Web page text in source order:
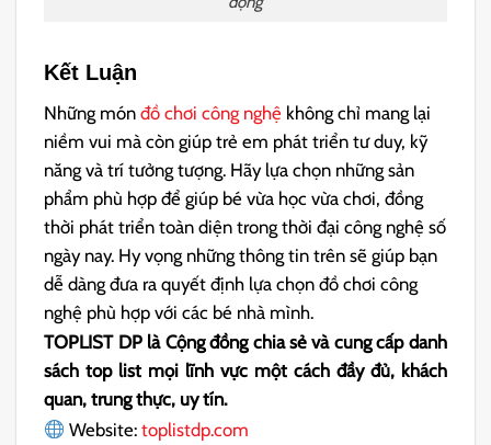
Kết Luận
Những mónđồ chơi công nghệ không chỉ mang lại
niềm vui mà còn giúp trẻ em phát triển tư duy, kỹ
năng và trí tưởng tượng. Hãy lựa chọn những sản
phẩm phù hợp để giúp bé vừa học vừa chơi, đồng
thời phát triển toàn diện trong thời đại công nghệ số
ngày nay. Hy vọng những thông tin trên sẽ giúp bạn
dễ dàng đưa ra quyết định lựa chọn đồ chơi công
nghệ phù hợp với các bé nhà mình.
TOPLIST DP là Cộng đồng chia sẻ và cung cấp danh
sách top list mọi lĩnh vực một cách đầy đủ, khách
quan, trung thực, uy tín.
Website:toplistdp.com